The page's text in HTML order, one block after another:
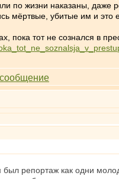
по жизни наказаны,
мёртвые, убитые им и
пока тот не сознался в
был репортаж как одни